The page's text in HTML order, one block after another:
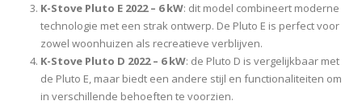
K-Stove Pluto E 2022 – 6 kW: dit model combineert moderne
technologie met een strak ontwerp. De Pluto E is perfect voor
zowel woonhuizen als recreatieve verblijven.
K-Stove Pluto D 2022 – 6 kW: de Pluto D is vergelijkbaar met
de Pluto E, maar biedt een andere stijl en functionaliteiten om
in verschillende behoeften te voorzien.